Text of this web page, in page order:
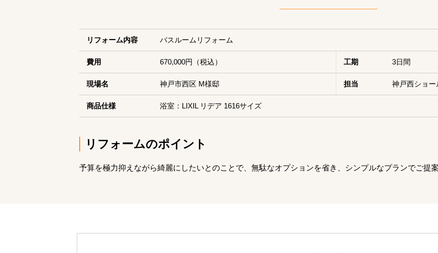
リフォーム内容 バスルームリフォーム
費用 670,000円（税込） 工期 3日間
現場名 神戸市西区 M様邸 担当 神戸西ショー
商品仕様 浴室：LIXIL リデア 1616サイズ
リフォームのポイント
予算を極力抑えながら綺麗にしたいとのことで、無駄なオプションを省き、シンプルなプランでご提案